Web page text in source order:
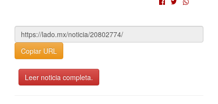
Copiar URL
Leer noticia completa.